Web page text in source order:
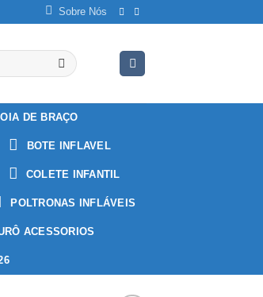
Sobre Nós
DE BRAÇO
BOTE INFLAVEL
COLETE INFANTIL
POLTRONAS INFLÁVEIS
ACESSORIOS